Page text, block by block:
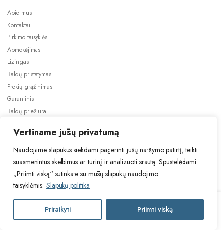
Vertiname jūsų privatumą
Naudojame slapukus siekdami pagerinti jūsų naršymo patirtį, teikti
suasmenintus skelbimus ar turinį ir analizuoti srautą. Spustelėdami
„Priimti viską“ sutinkate su mūsų slapukų naudojimo
taisyklėmis. Slapukų politika
Pritaikyti Priimti viską
D45FZW
Į krepšelį
Apie mus
Kontaktai
Pirkimo taisyklės
Apmokėjimas
Lizingas
Baldų pristatymas
Prekių grąžinimas
Garantinis
Baldų priežiūra
2024 © Visos teisės saugomos. Be TauBaldai.lt sutikimo draudžiama
Asmens duomenų tvarkymas